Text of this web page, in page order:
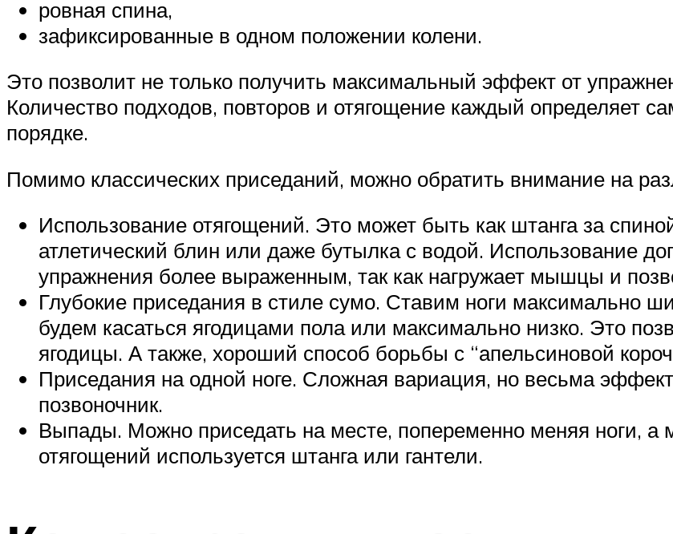
ровная спина,
зафиксированные в одном положении колени.
Это позволит не только получить максимальный эффект от
Количество подходов, повторов и отягощение каждый определяет
порядке.
Помимо классических приседаний, можно обратить внимание на
Использование отягощений. Это может быть как штанга за
атлетический блин или даже бутылка с водой. Использование
упражнения более выраженным, так как нагружает мышцы и
Глубокие приседания в стиле сумо. Ставим ноги максимально
будем касаться ягодицами пола или максимально низко. Это
ягодицы. А также, хороший способ борьбы с “апельсиновой
Приседания на одной ноге. Сложная вариация, но весьма
позвоночник.
Выпады. Можно приседать на месте, попеременно меняя ноги,
отягощений используется штанга или гантели.